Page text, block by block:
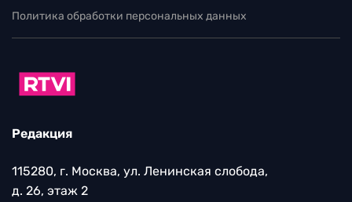
Политика обработки персональных данных
Редакция
115280, г. Москва, ул. Ленинская слобода,
д. 26, этаж 2